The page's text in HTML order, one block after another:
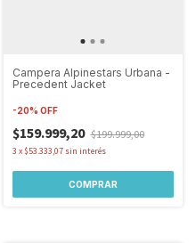
Campera Alpinestars Urbana -
Precedent Jacket
-20% OFF
$159.999,20 $199.999,00
3 x $53.333,07 sin interés
COMPRAR